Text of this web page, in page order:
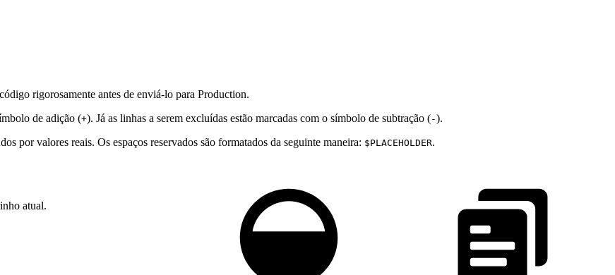
rigorosamente antes de enviá-lo para Production.
de adição (+). Já as linhas a serem excluídas estão marcadas com o símbolo de subtração (-).
por valores reais. Os espaços reservados são formatados da seguinte maneira: $PLACEHOLDER.
atual.